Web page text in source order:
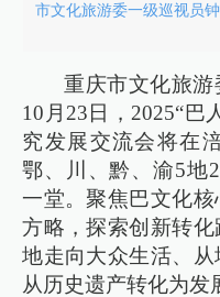
市文化旅游委一级巡视员
重庆市文化旅游
10月23日，2025“巴
究发展交流会将在
鄂、川、黔、渝5地
一堂。聚焦巴文化
方略，探索创新转
地走向大众生活、从
从历史遗产转化为发